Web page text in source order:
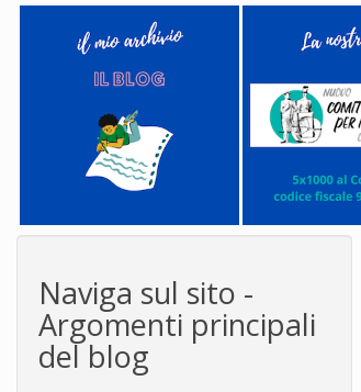
Naviga sul sito -
Argomenti principali
del blog